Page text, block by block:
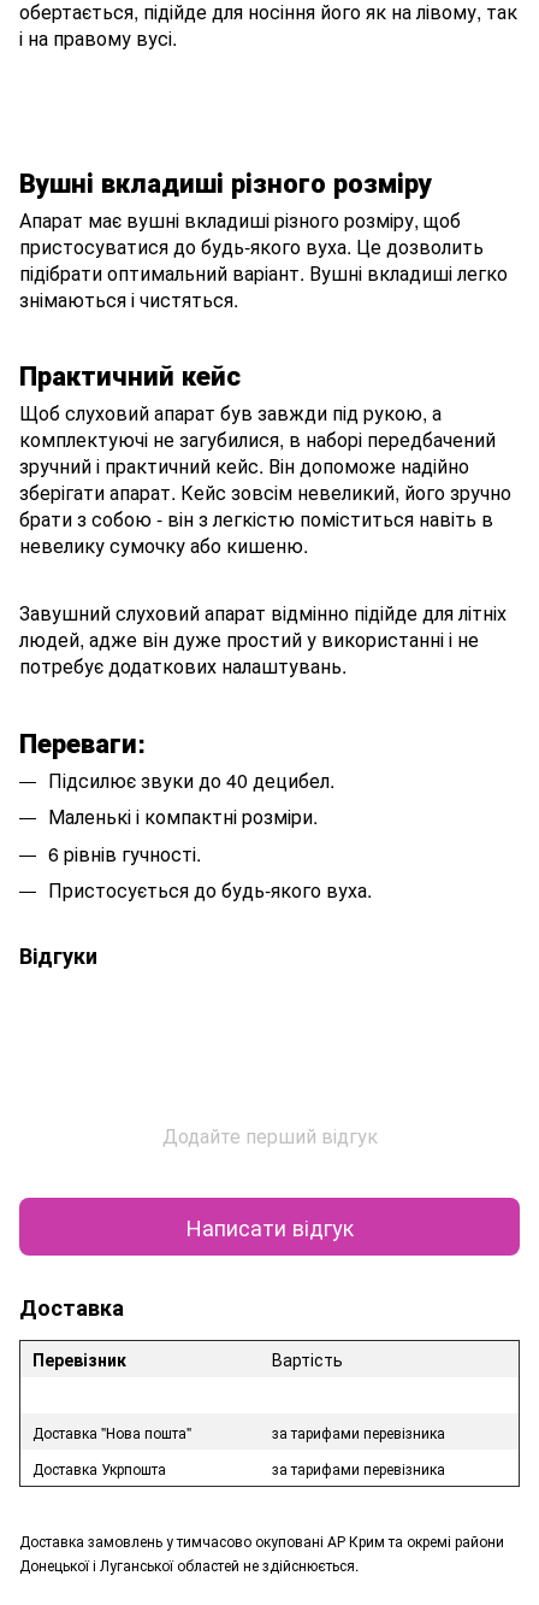
обертається, підійде для носіння його як на лівому, так
і на правому вусі.
Вушні вкладиші різного розміру
Апарат має вушні вкладиші різного розміру, щоб
пристосуватися до будь-якого вуха. Це дозволить
підібрати оптимальний варіант. Вушні вкладиші легко
знімаються і чистяться.
Практичний кейс
Щоб слуховий апарат був завжди під рукою, а
комплектуючі не загубилися, в наборі передбачений
зручний і практичний кейс. Він допоможе надійно
зберігати апарат. Кейс зовсім невеликий, його зручно
брати з собою - він з легкістю поміститься навіть в
невелику сумочку або кишеню.
Завушний слуховий апарат відмінно підійде для літніх
людей, адже він дуже простий у використанні і не
потребує додаткових налаштувань.
Переваги:
Підсилює звуки до 40 децибел.
Маленькі і компактні розміри.
6 рівнів гучності.
Пристосується до будь-якого вуха.
Відгуки
Додайте перший відгук
Написати відгук
Доставка
Перевізник Вартість
Доставка "Нова пошта"
за тарифами перевізника
Доставка Укрпошта
за тарифами перевізника
Доставка замовлень у тимчасово окуповані АР Крим та окремі райони
Донецької і Луганської областей не здійснюється.